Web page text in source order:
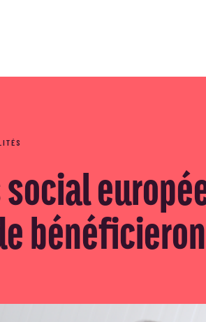
social